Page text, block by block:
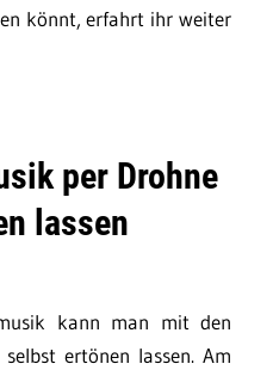
könnt, erfahrt ihr weiter
per Drohne
lassen
kann man mit den
ertönen lassen. Am